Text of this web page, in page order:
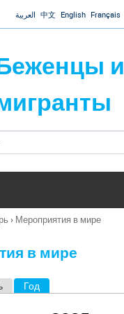
Jump to navigationالعربية 中文 English Français
и
› Мероприятия в мире
в мире
Год